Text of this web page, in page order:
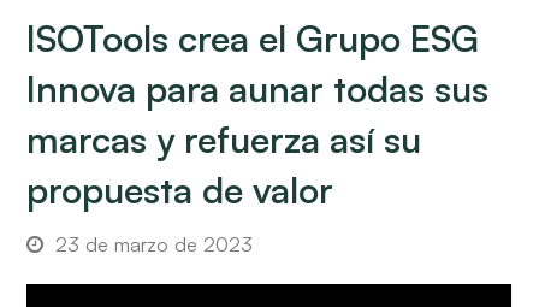
ISOTools crea el Grupo ESG
Innova para aunar todas sus
marcas y refuerza así su
propuesta de valor
23 de marzo de 2023